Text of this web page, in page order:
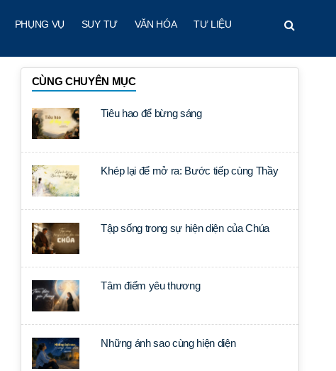
PHỤNG VỤ SUY TƯ VĂN HÓA TƯ LIỆU
CÙNG CHUYÊN MỤC
Tiêu hao để bừng sáng
Khép lại để mở ra: Bước tiếp cùng Thầy
Tập sống trong sự hiện diện của Chúa
Tâm điểm yêu thương
Những ánh sao cùng hiện diện